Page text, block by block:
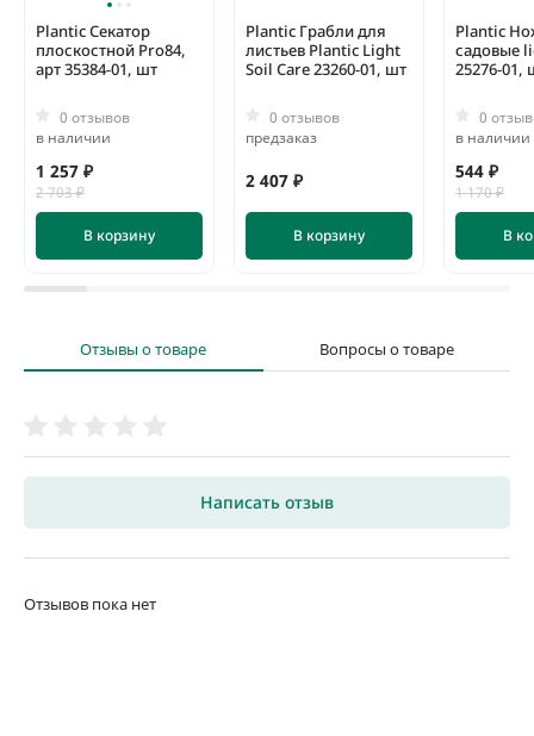
Plantic Секатор
плоскостной Pro84,
арт 35384-01, шт
0 отзывов
в наличии
1 257 ₽
2 703 ₽
В корзину
Plantic Грабли для
листьев Plantic Light
Soil Care 23260-01, шт
0 отзывов
предзаказ
2 407 ₽
В корзину
Plantic
садовые
25276-01,
0
в наличии
544 ₽
1 170 ₽
В
Отзывы о товаре Вопросы о товаре
Написать отзыв
Отзывов пока нет